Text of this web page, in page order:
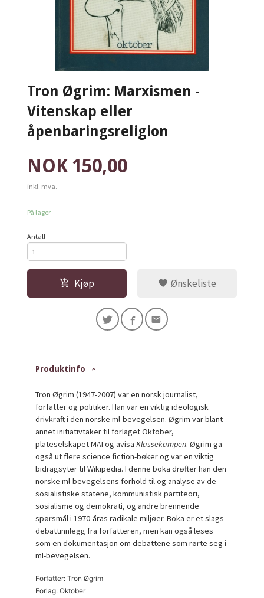
Tron Øgrim: Marxismen -
Vitenskap eller
åpenbaringsreligion
Pris
NOK 150,00
inkl. mva.
På lager
Antall
Kjøp Ønskeliste
Produktinfo
Tron Øgrim (1947-2007) var en norsk journalist,
forfatter og politiker. Han var en viktig ideologisk
drivkraft i den norske ml-bevegelsen. Øgrim var blant
annet initiativtaker til forlaget Oktober,
plateselskapet MAI og avisaKlassekampen. Øgrim ga
også ut flere science fiction-bøker og var en viktig
bidragsyter til Wikipedia. I denne boka drøfter han den
norske ml-bevegelsens forhold til og analyse av de
sosialistiske statene, kommunistisk partiteori,
sosialisme og demokrati, og andre brennende
spørsmål i 1970-åras radikale miljøer. Boka er et slags
debattinnlegg fra forfatteren, men kan også leses
som en dokumentasjon om debattene som rørte seg i
ml-bevegelsen.
Forfatter: Tron Øgrim
Forlag: Oktober